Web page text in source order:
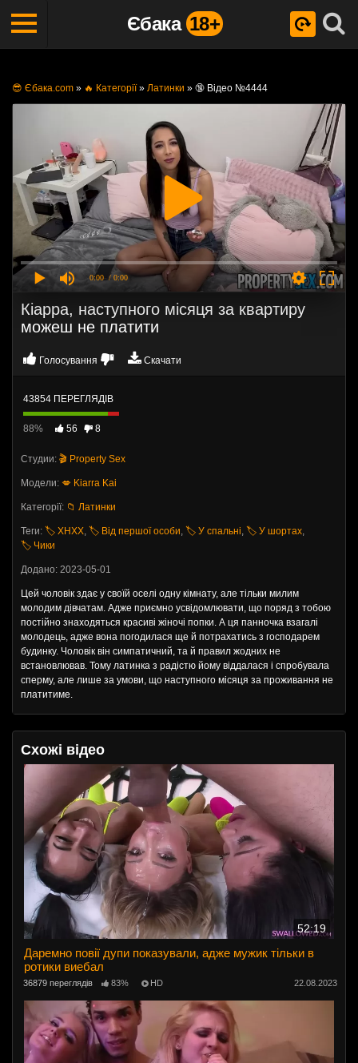
Єбака 18+
😎 Єбака.com » 🔥 Категорії» Латинки » 🔞 Відео №4444
0:00 / 0:00
Кіарра, наступного місяця за квартиру
можеш не платити
Голосування Скачати
43854 ПЕРЕГЛЯДІВ
88% 56 8
Студии: 🎬 Property Sex
Модели: 💋 Kiarra Kai
Категорії: 📁 Латинки
Теги: 🏷️ ХНХХ, 🏷️ Від першої особи, 🏷️ У спальні, 🏷️ У шортах,
🏷️ Чики
Додано: 2023-05-01
Цей чоловік здає у своїй оселі одну кімнату, але тільки милим
молодим дівчатам. Адже приємно усвідомлювати, що поряд з тобою
постійно знаходяться красиві жіночі попки. А ця панночка взагалі
молодець, адже вона погодилася ще й потрахатись з господарем
будинку. Чоловік він симпатичний, та й правил жодних не
встановлював. Тому латинка з радістю йому віддалася і спробувала
сперму, але лише за умови, що наступного місяця за проживання не
платитиме.
Схожі відео
52:19
Даремно повії дупи показували, адже мужик тільки в
ротики виебал
36879 переглядів 83% HD 22.08.2023